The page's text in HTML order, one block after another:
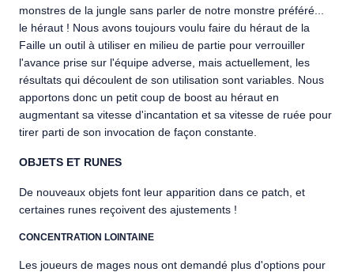
monstres de la jungle sans parler de notre monstre préféré...
le héraut ! Nous avons toujours voulu faire du héraut de la
Faille un outil à utiliser en milieu de partie pour verrouiller
l'avance prise sur l'équipe adverse, mais actuellement, les
résultats qui découlent de son utilisation sont variables. Nous
apportons donc un petit coup de boost au héraut en
augmentant sa vitesse d'incantation et sa vitesse de ruée pour
tirer parti de son invocation de façon constante.
OBJETS ET RUNES
De nouveaux objets font leur apparition dans ce patch, et
certaines runes reçoivent des ajustements !
CONCENTRATION LOINTAINE
Les joueurs de mages nous ont demandé plus d'options pour